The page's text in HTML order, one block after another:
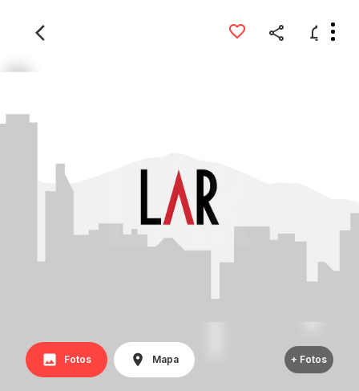
Fotos Mapa + Fotos